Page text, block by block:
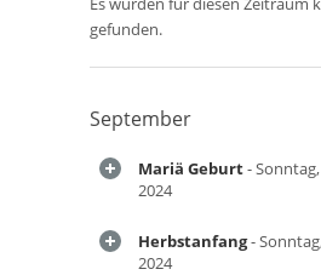
gefunden.
September
Mariä Geburt-
2024
Herbstanfang-
2024